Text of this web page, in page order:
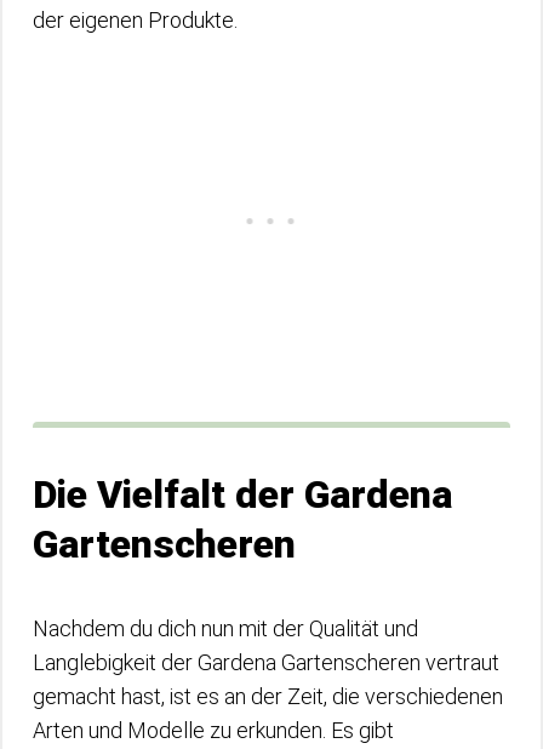
der eigenen Produkte.
Die Vielfalt der Gardena
Gartenscheren
Nachdem du dich nun mit der Qualität und
Langlebigkeit der Gardena Gartenscheren vertraut
gemacht hast, ist es an der Zeit, die verschiedenen
Arten und Modelle zu erkunden. Es gibt